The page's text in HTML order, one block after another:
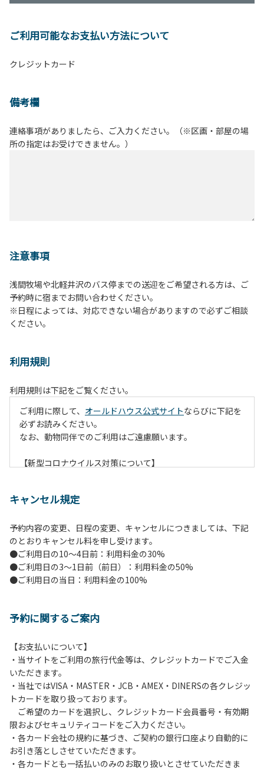
ご利用可能なお支払い方法について
クレジットカード
備考欄
連絡事項がありましたら、ご入力ください。（※区画・部屋の場
所の指定はお受けできません。）
注意事項
浅間牧場や北軽井沢のバス停までの送迎をご希望される方は、ご
予約時に宿までお問い合わせください。
※日程によっては、対応できない場合がありますので必ずご相談
ください。
利用規則
利用規則は下記をご覧ください。
ご利用に際して、 オールドハウス公式サイトならびに下記を
必ずお読みください。
なお、動物同伴でのご利用はご遠慮願います。
【新型コロナウイルス対策について】
また、今後の状況次第で変わる場合がありますのでご了承く
【ペンションでの取り組み】
・お食事は席数を減らしソーシャルディスタンスを確保して
のお食事。
・お食事は18時と19時の2回に分けて行います。（ご希望の
・玄関、食堂に手指の消毒スプレーを設置。
・定期的な施設の消毒。
・スタッフの体調管理、健康チェックの徹底。
・使い捨てスリッパをご用意しております。
・施設内の換気。
※食事中は窓を開けて換気をさせていただく場合がございま
す。また、山の上なので朝晩は冷えます。服装は１枚多めに
ご用意ください。
【お客様へお願い】
・パブリックスペースでは、食事中以外はマスクの着用をお
キャンセル規定
予約内容の変更、日程の変更、キャンセルにつきましては、下記
のとおりキャンセル料を申し受けます。
●ご利用日の10～4日前：利用料金の30%
●ご利用日の3～1日前（前日）：利用料金の50%
●ご利用日の当日：利用料金の100%
予約に関するご案内
【お支払いについて】
・当サイトをご利用の旅行代金等は、クレジットカードでご入金
いただきます。
・当社ではVISA・MASTER・JCB・AMEX・DINERSの各クレジッ
トカードを取り扱っております。
ご希望のカードを選択し、クレジットカード会員番号・有効期
限およびセキュリティコードをご入力ください。
・各カード会社の規約に基づき、ご契約の銀行口座より自動的に
お引き落としさせていただきます。
・各カードとも一括払いのみのお取り扱いとさせていただきま